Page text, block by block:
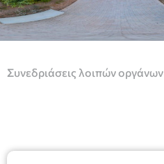
Συνεδριάσεις λοιπών οργάνων